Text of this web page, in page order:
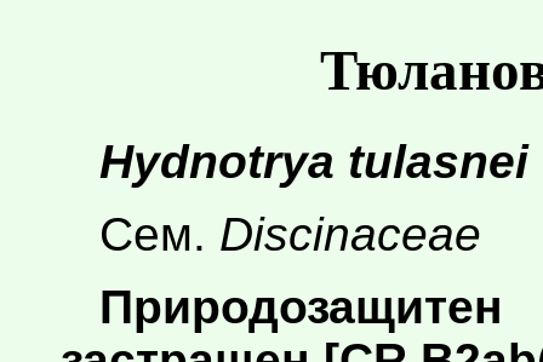
Hydnotrya tulasnei
Сем. Discinaceae